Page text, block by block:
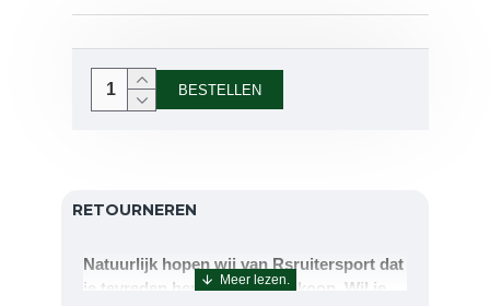
BESTELLEN
RETOURNEREN
Natuurlijk hopen wij van Rsruitersport dat
je tevreden bent met uw aankoop. Wil je